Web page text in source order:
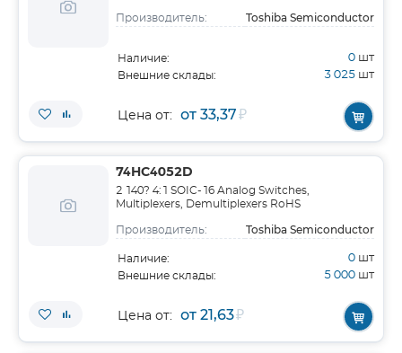
Производитель: Toshiba Semiconductor
Наличие: 0 шт
Внешние склады: 3 025 шт
Цена от: от 33,37₽
74HC4052D
2 140? 4:1 SOIC-16 Analog Switches,
Multiplexers, Demultiplexers RoHS
Производитель: Toshiba Semiconductor
Наличие: 0 шт
Внешние склады: 5 000 шт
Цена от: от 21,63₽